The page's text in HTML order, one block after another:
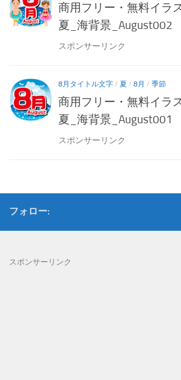
商用フリー・無料イラ
夏_海背景_August002
スポンサーリンク
8月タイトル文字 / 夏 / 8月 / 季節
商用フリー・無料イラ
夏_海背景_August001
スポンサーリンク
フォロー:
スポンサーリンク